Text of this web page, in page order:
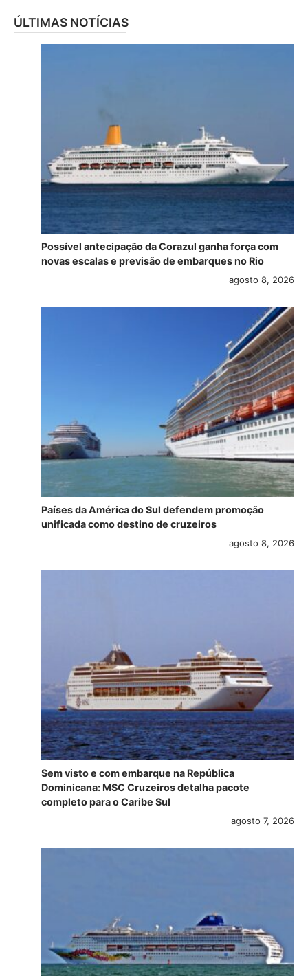
ÚLTIMAS NOTÍCIAS
Possível antecipação da Corazul ganha força com
novas escalas e previsão de embarques no Rio
agosto 8, 2026
Países da América do Sul defendem promoção
unificada como destino de cruzeiros
agosto 8, 2026
Sem visto e com embarque na República
Dominicana: MSC Cruzeiros detalha pacote
completo para o Caribe Sul
agosto 7, 2026